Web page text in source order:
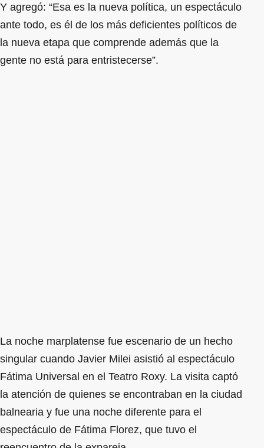
Y agregó: “Esa es la nueva política, un espectáculo
ante todo, es él de los más deficientes políticos de
la nueva etapa que comprende además que la
gente no está para entristecerse”.
La noche marplatense fue escenario de un hecho
singular cuando Javier Milei asistió al espectáculo
Fátima Universal en el Teatro Roxy. La visita captó
la atención de quienes se encontraban en la ciudad
balnearia y fue una noche diferente para el
espectáculo de Fátima Florez, que tuvo el